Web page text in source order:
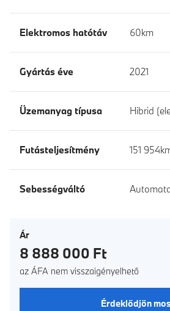
Elektromos hatótáv 60km
Gyártás éve 2021
Üzemanyag típusa Hibrid
Futásteljesítmény 151
Sebességváltó
Ár
8 888 000 Ft
az ÁFA nem visszaigényelhető
Érdeklődjön